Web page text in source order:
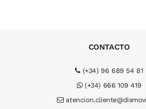
CONTACTO
(+34) 96 689 54 81
(+34) 666 109 419